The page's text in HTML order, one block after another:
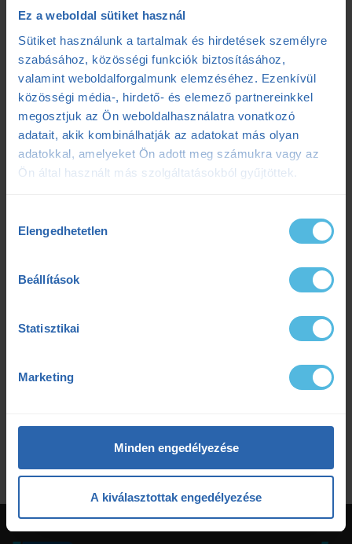
Ez a weboldal sütiket használ
Sütiket használunk a tartalmak és hirdetések személyre
szabásához, közösségi funkciók biztosításához,
valamint weboldalforgalmunk elemzéséhez. Ezenkívül
közösségi média-, hirdető- és elemező partnereinkkel
megosztjuk az Ön weboldalhasználatra vonatkozó
adatait, akik kombinálhatják az adatokat más olyan
adatokkal, amelyeket Ön adott meg számukra vagy az
Ön által használt más szolgáltatásokból gyűjtöttek.
kiválasztása
Elengedhetetlen
Beállítások
Statisztikai
Marketing
Minden engedélyezése
A kiválasztottak engedélyezése
ENSPORT Prémium
fokozó futás futás futásdinamika
futóedzés futótechnika gazdaságosság
gyógytorna intervall kerékpár laktát
laktátmérés MLSS nutrium Prémium
regeneráció
tibi mondja
tudatosteljesítmény